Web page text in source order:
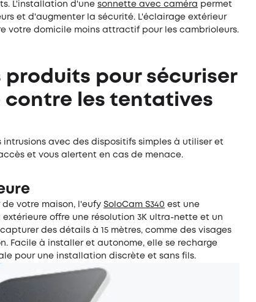
L'installation d'une sonnette avec caméra permet
et d'augmenter la sécurité. L'éclairage extérieur
votre domicile moins attractif pour les cambrioleurs.
produits pour sécuriser
les tentatives
intrusions avec des dispositifs simples à utiliser et
et vous alertent en cas de menace.
votre maison, l'eufy SoloCam S340 est une
offre une résolution 3K ultra-nette et un
des détails à 15 mètres, comme des visages
Facile à installer et autonome, elle se recharge
pour une installation discrète et sans fils.